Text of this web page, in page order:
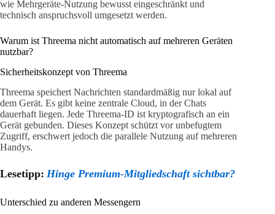
wie Mehrgeräte-Nutzung bewusst eingeschränkt und
technisch anspruchsvoll umgesetzt werden.
Warum ist Threema nicht automatisch auf mehreren Geräten
nutzbar?
Sicherheitskonzept von Threema
Threema speichert Nachrichten standardmäßig nur lokal auf
dem Gerät. Es gibt keine zentrale Cloud, in der Chats
dauerhaft liegen. Jede Threema-ID ist kryptografisch an ein
Gerät gebunden. Dieses Konzept schützt vor unbefugtem
Zugriff, erschwert jedoch die parallele Nutzung auf mehreren
Handys.
Lesetipp: Hinge Premium-Mitgliedschaft sichtbar?
Unterschied zu anderen Messengern